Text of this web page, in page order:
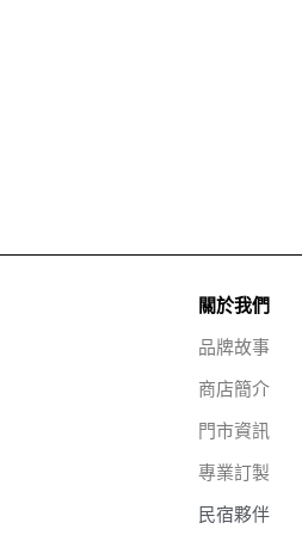
關於我們
品牌故事
商店簡介
門市資訊
專業訂製
民宿夥伴